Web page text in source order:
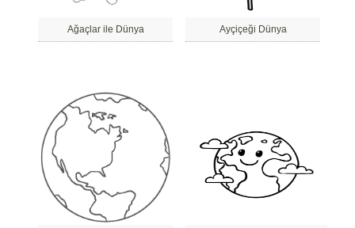
Ağaçlar ile Dünya Ayçiçeği Dünya